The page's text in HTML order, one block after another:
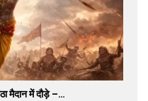
मैदान में दौड़े –…